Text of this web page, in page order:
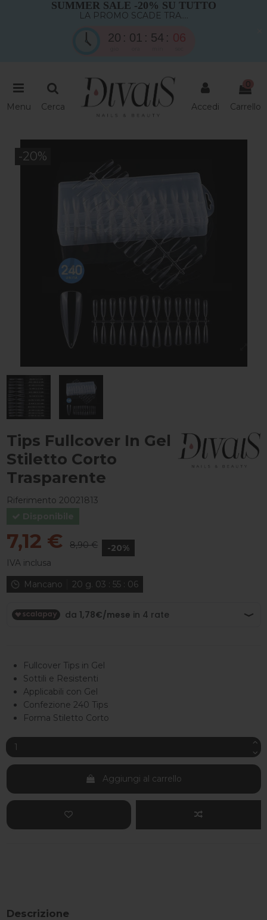
SUMMER SALE -20% SU TUTTO
LA PROMO SCADE TRA....
20 01 54 05
Menu Cerca Accedi
0
Carrello
-20%
Tips Fullcover In Gel
Stiletto Corto
Trasparente
Riferimento 20021813
7,12 € 8,90 €
-20%
IVA inclusa
Mancano
20 g. 03 : 55: 05
Fullcover Tips in Gel
Sottili e Resistenti
Applicabili con Gel
Confezione 240 Tips
Forma Stiletto Corto
Aggiungi al carrello
Descrizione